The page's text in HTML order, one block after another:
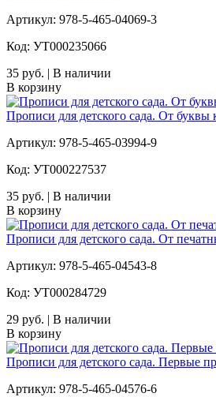
Артикул: 978-5-465-04069-3
Код: УТ000235066
35 руб. | В наличии
В корзину
Прописи для детского сада. От буквы
Артикул: 978-5-465-03994-9
Код: УТ000227537
35 руб. | В наличии
В корзину
Прописи для детского сада. От
Артикул: 978-5-465-04543-8
Код: УТ000284729
29 руб. | В наличии
В корзину
Прописи для детского сада. Первые
Артикул: 978-5-465-04576-6